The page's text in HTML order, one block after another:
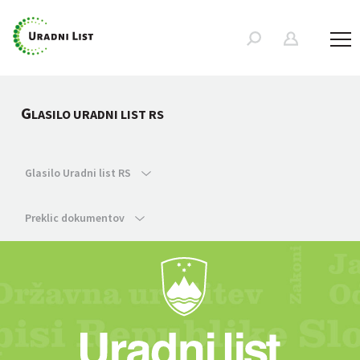
GLASILO URADNI LIST RS
Glasilo Uradni list RS
Preklic dokumentov